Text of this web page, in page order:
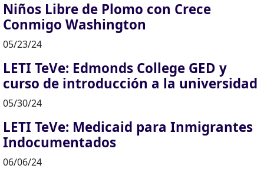
Niños Libre de Plomo con Crece
Conmigo Washington
05/23/24
LETI TeVe: Edmonds College GED y
curso de introducción a la universidad
05/30/24
LETI TeVe: Medicaid para Inmigrantes
Indocumentados
06/06/24